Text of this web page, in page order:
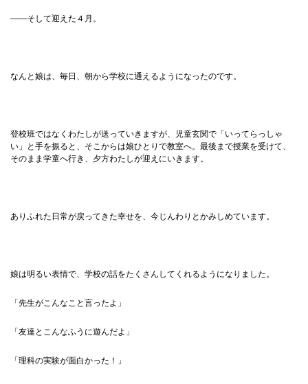
——そして迎えた４月。
なんと娘は、毎日、朝から学校に通えるようになったのです。
登校班ではなくわたしが送っていきますが、児童玄関で「いってらっしゃ
い」と手を振ると、そこからは娘ひとりで教室へ。最後まで授業を受けて、
そのまま学童へ行き、夕方わたしが迎えにいきます。
ありふれた日常が戻ってきた幸せを、今じんわりとかみしめています。
娘は明るい表情で、学校の話をたくさんしてくれるようになりました。
「先生がこんなこと言ったよ」
「友達とこんなふうに遊んだよ」
「理科の実験が面白かった！」